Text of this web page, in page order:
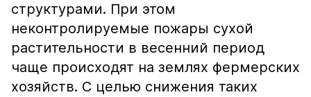
структурами. При этом
неконтролируемые пожары сухой
растительности в весенний период
чаще происходят на землях фермерских
хозяйств. С целью снижения таких